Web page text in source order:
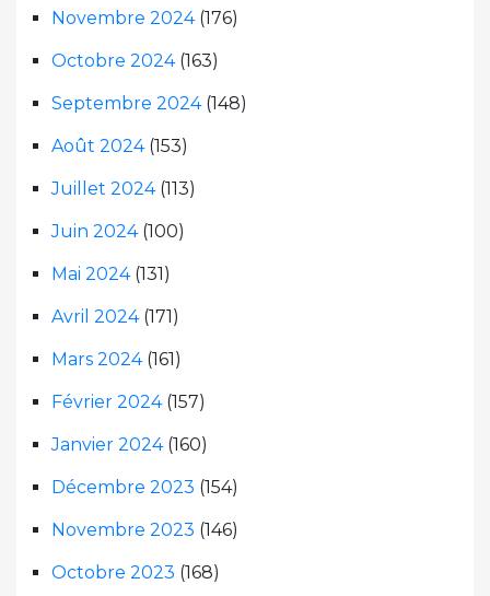
Novembre 2024(176)
Octobre 2024(163)
Septembre 2024(148)
Août 2024(153)
Juillet 2024(113)
Juin 2024(100)
Mai 2024(131)
Avril 2024(171)
Mars 2024(161)
Février 2024(157)
Janvier 2024(160)
Décembre 2023 (154)
Novembre 2023 (146)
Octobre 2023 (168)